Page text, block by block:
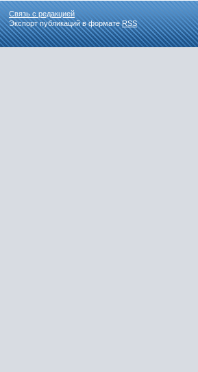
Связь с редакцией
Экспорт публикаций в форматеRSS